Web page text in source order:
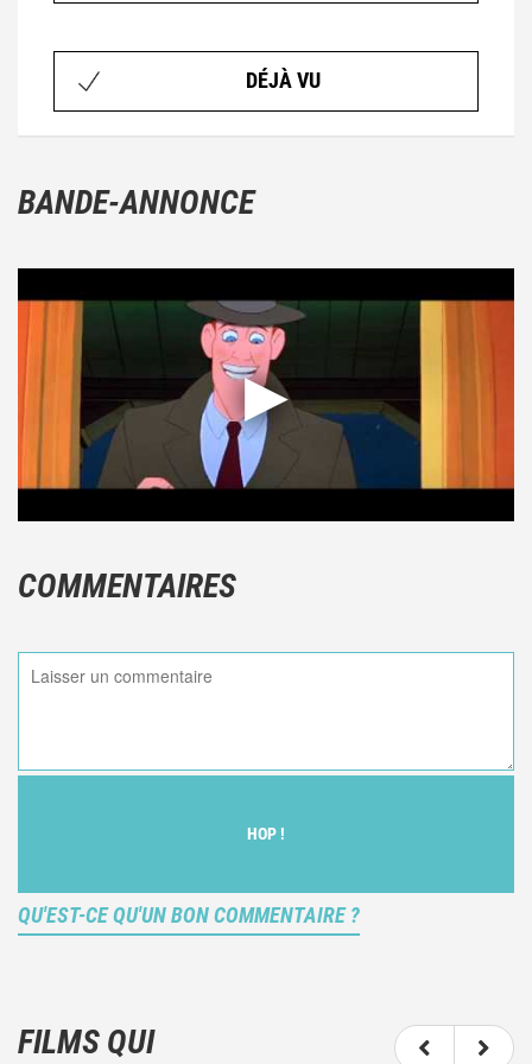
DÉJÀ VU
BANDE-ANNONCE
COMMENTAIRES
HOP !
QU'EST-CE QU'UN BON COMMENTAIRE ?
votre ressenti (et donc subjectif) du film.
FILMS QUI